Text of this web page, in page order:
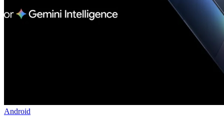
Android